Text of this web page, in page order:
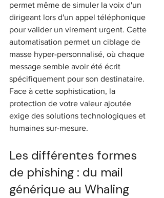
permet même de simuler la voix d'un
dirigeant lors d'un appel téléphonique
pour valider un virement urgent. Cette
automatisation permet un ciblage de
masse hyper-personnalisé, où chaque
message semble avoir été écrit
spécifiquement pour son destinataire.
Face à cette sophistication, la
protection de votre valeur ajoutée
exige des solutions technologiques et
humaines sur-mesure.
Les différentes formes
de phishing : du mail
générique au Whaling